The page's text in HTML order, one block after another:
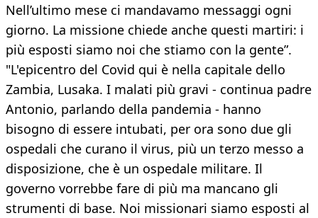
Nell’ultimo mese ci mandavamo messaggi ogni
giorno. La missione chiede anche questi martiri: i
più esposti siamo noi che stiamo con la gente”.
"L'epicentro del Covid qui è nella capitale dello
Zambia, Lusaka. I malati più gravi - continua padre
Antonio, parlando della pandemia - hanno
bisogno di essere intubati, per ora sono due gli
ospedali che curano il virus, più un terzo messo a
disposizione, che è un ospedale militare. Il
governo vorrebbe fare di più ma mancano gli
strumenti di base. Noi missionari siamo esposti al